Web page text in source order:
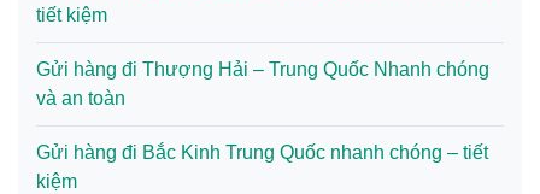
tiết kiệm
Gửi hàng đi Thượng Hải – Trung Quốc Nhanh chóng
và an toàn
Gửi hàng đi Bắc Kinh Trung Quốc nhanh chóng – tiết
kiệm